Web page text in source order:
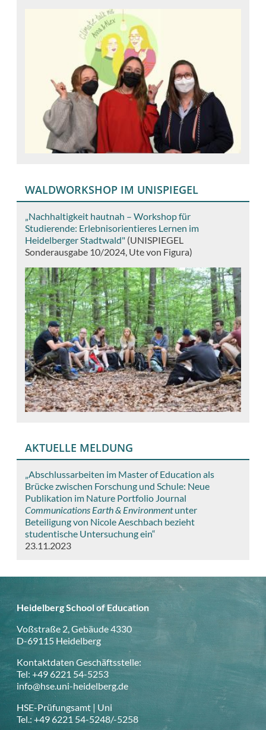
WALDWORKSHOP IM UNISPIEGEL
„Nachhaltigkeit hautnah – Workshop für
Studierende: Erlebnisorientieres Lernen im
Heidelberger Stadtwald" (UNISPIEGEL
Sonderausgabe 10/2024, Ute von Figura)
AKTUELLE MELDUNG
„Abschlussarbeiten im Master of Education als
Brücke zwischen Forschung und Schule: Neue
Publikation im Nature Portfolio Journal
Communications Earth & Environmentunter
Beteiligung von Nicole Aeschbach bezieht
studentische Untersuchung ein“
23.11.2023
Heidelberg School of Education
Voßstraße 2, Gebäude 4330
D-69115 Heidelberg
Kontaktdaten Geschäftsstelle:
Tel: +49 6221 54-5253
info@hse.uni-heidelberg.de
HSE-Prüfungsamt | Uni
Tel.: +49 6221 54-5248/-5258